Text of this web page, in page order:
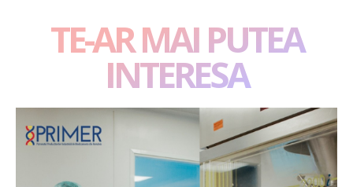
TE-AR MAI PUTEA
INTERESA